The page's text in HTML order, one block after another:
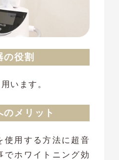
の役割
います。
のメリット
使用する方法に超音
でホワイトニング効